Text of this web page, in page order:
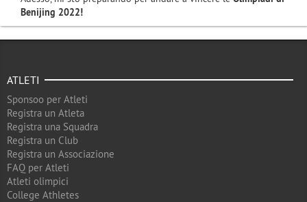
Benijing 2022!
ATLETI
Sponsoo per Atleti
Registra un Atleta
Registra una Squadra
Registra un Club
Registra un Associazione
FAQ per Atleti
Atleti olimpici
College Athletes